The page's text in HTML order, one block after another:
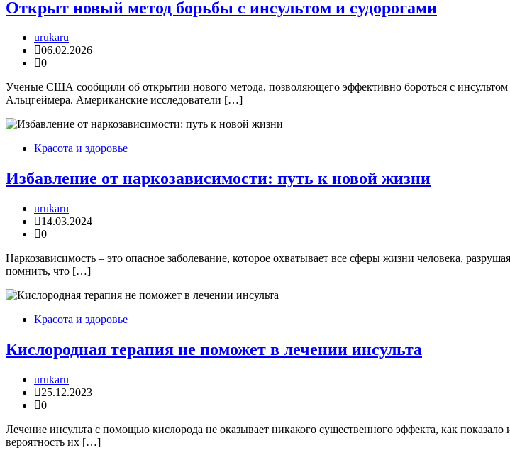
Открыт новый метод борьбы с инсультом и судорогами
urukaru
06.02.2026
0
Ученые США сообщили об открытии нового метода, позволяющего эффективно бороться с
Альцгеймера. Американские исследователи […]
Красота и здоровье
Избавление от наркозависимости: путь к новой жизни
urukaru
14.03.2024
0
Наркозависимость – это опасное заболевание, которое охватывает все сферы жизни человека,
помнить, что […]
Красота и здоровье
Кислородная терапия не поможет в лечении инсульта
urukaru
25.12.2023
0
Лечение инсульта с помощью кислорода не оказывает никакого существенного эффекта, как
вероятность их […]